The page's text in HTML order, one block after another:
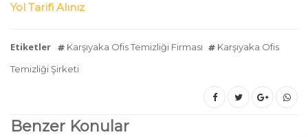
Yol Tarifi Alınız
Etiketler Karşıyaka Ofis Temizliği Firması
Karşıyaka Ofis
Temizliği Şirketi
Benzer Konular